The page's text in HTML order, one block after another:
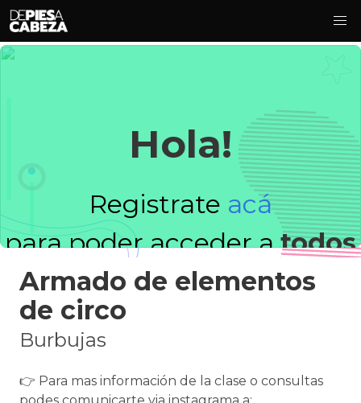
Hola!
Registrate acá
para poder acceder atodos
los videos!
Armado de elementos
de circo
Burbujas
👉 Para mas información de la clase o consultas